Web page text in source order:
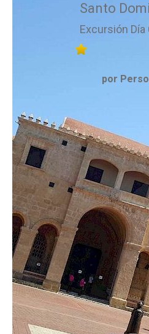
Santo
Excursión
por